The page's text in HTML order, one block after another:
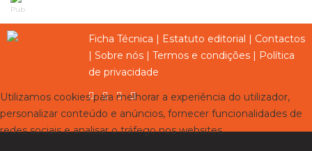
Pub
Ficha Técnica | Estatuto editorial | Contactos
| Sobre nós | Termos e condições | Política
de privacidade
Utilizamos cookies para melhorar a experiência do utilizador,
personalizar conteúdo e anúncios, fornecer funcionalidades de
redes sociais e analisar o tráfego nos websites.